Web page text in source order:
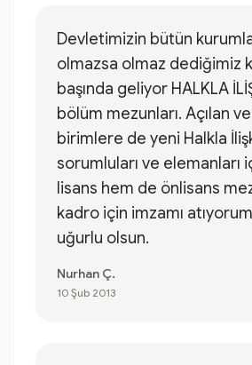
Devletimizin bütün
olmazsa olmaz dediğimiz
başında geliyor HALKLA
bölüm mezunları. Açılan
birimlere de yeni Halkla
sorumluları ve elemanları
lisans hem de önlisans
kadro için imzamı
uğurlu olsun.
Nurhan Ç.
10 Şub 2013